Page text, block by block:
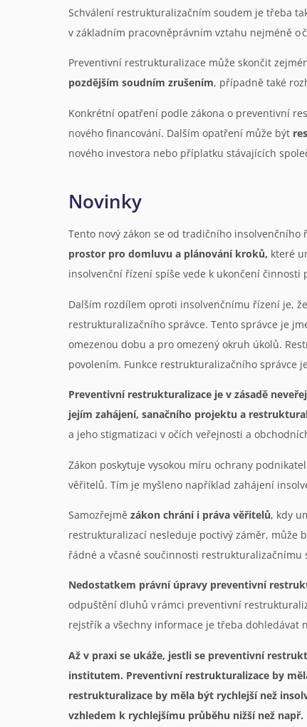
Schválení restrukturalizačním soudem je třeba
v základním pracovněprávním vztahu nejméně
Preventivní restrukturalizace může skončit
pozdějším soudním zrušením, případně také
Konkrétní opatření podle zákona o preventivní
nového financování. Dalším opatření může být
nového investora nebo příplatku stávajících
Novinky
Tento nový zákon se od tradičního
prostor pro domluvu a plánování kroků, které
insolvenční řízení spíše vede k ukončení
Dalším rozdílem oproti insolvenčnímu řízení je, že
restrukturalizačního správce. Tento správce je
omezenou dobu a pro omezený okruh úkolů.
povolením. Funkce restrukturalizačního správce
Preventivní restrukturalizace je v zásadě
jejím zahájení, sanačního projektu a
a jeho stigmatizaci v očích veřejnosti a
Zákon poskytuje vysokou míru ochrany
věřitelů. Tím je myšleno například zahájení
Samozřejmě zákon chrání i práva věřitelů, kdy
restrukturalizací nesleduje poctivý záměr, může
řádné a včasné součinnosti
Nedostatkem právní úpravy preventivní
odpuštění dluhů v rámci preventivní
rejstřík a všechny informace je třeba dohledávat
Až v praxi se ukáže, jestli se preventivní
institutem. Preventivní restrukturalizace by
restrukturalizace by měla být rychlejší než
vzhledem k rychlejšímu průběhu nižší než např.